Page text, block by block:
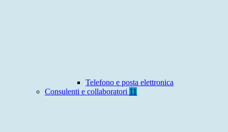
Telefono e posta elettronica
Consulenti e collaboratori 11